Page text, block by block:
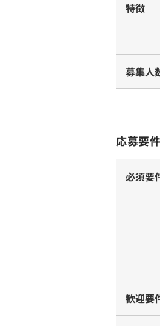
特徴
募集人
応募要件
必須要
歓迎要